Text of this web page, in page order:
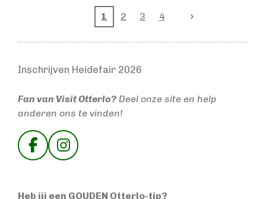
1 2 3 4
Inschrijven Heidefair 2026
Fan van Visit Otterlo? Deel onze site en help
anderen ons te vinden!
F
e
I
t
Heb jij een GOUDEN Otterlo-tip?